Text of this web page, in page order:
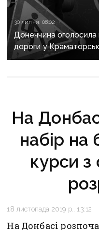
30 липня, 08:02
Донеччина оголосила
дороги у
вже ремонтували
На
набір на
курси з
18 листопада 2019 р., 13:12
На Донбасі